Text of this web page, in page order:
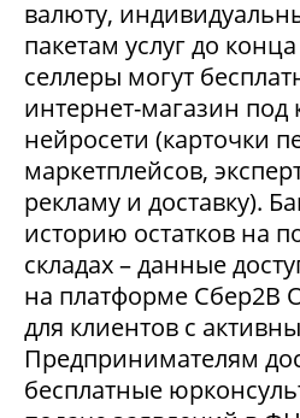
валюту,
пакетам услуг до
селлеры могут
интернет-магазин
нейросети (карточки
маркетплейсов,
рекламу и доставку).
историю остатков на
складах – данные
на платформе Сбер2В
для клиентов с
Предпринимателям
бесплатные